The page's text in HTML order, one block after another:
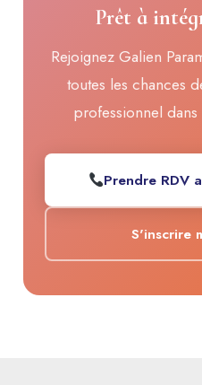
Prêt à
Rejoignez Galien
toutes les chances
professionnel
Prendre RDV
S'inscrire